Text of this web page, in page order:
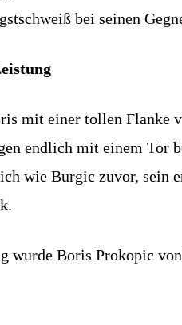
bei seinen
mit einer tollen Flanke
endlich mit einem Tor
wie Burgic zuvor, sein
wurde Boris Prokopic